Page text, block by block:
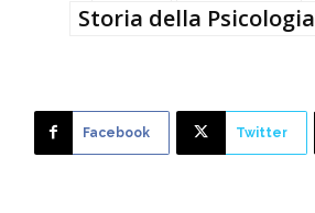
Storia della Psicologia
Facebook Twitter